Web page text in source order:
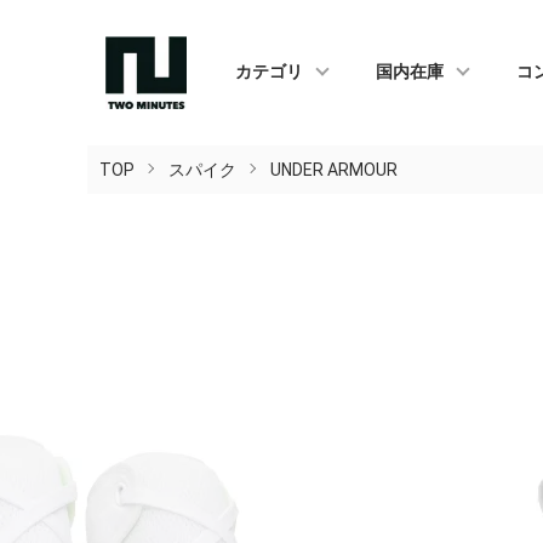
カテゴリ 国内在庫 コ
TOP スパイク UNDER ARMOUR